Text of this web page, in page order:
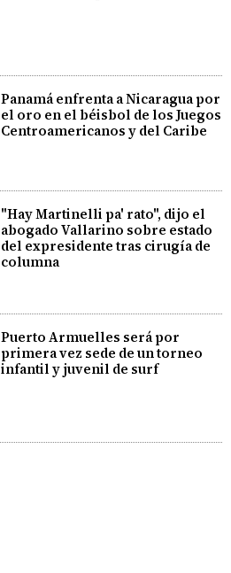
Panamá enfrenta a Nicaragua por
el oro en el béisbol de los Juegos
Centroamericanos y del Caribe
"Hay Martinelli pa' rato", dijo el
abogado Vallarino sobre estado
del expresidente tras cirugía de
columna
Puerto Armuelles será por
primera vez sede de un torneo
infantil y juvenil de surf